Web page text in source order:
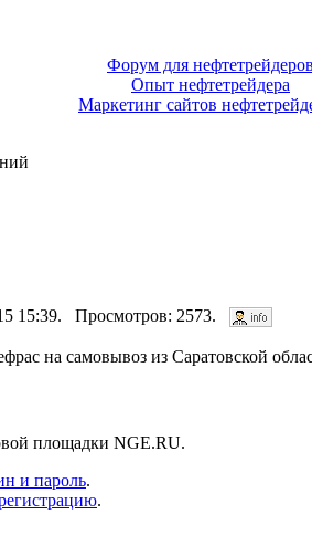
Форум для нефтетрейдеров
Опыт нефтетрейдера
Маркетинг сайтов
15:39. Просмотров: 2573.
на самовывоз из Саратовской
площадки NGE.RU.
и пароль.
.